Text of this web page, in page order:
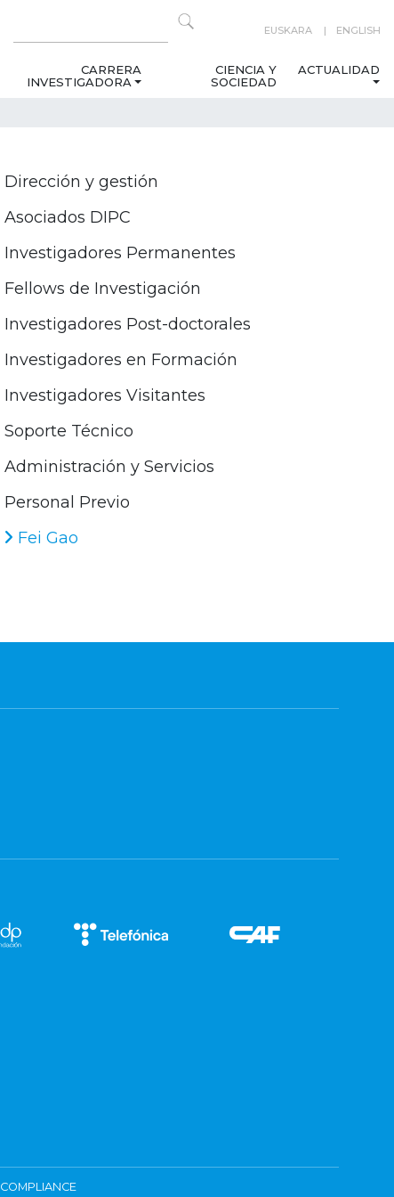
EUSKARA ENGLISH
CARRERA
INVESTIGADORA
CIENCIA Y
SOCIEDAD
ACTUALIDAD
Dirección y gestión
Asociados DIPC
Investigadores Permanentes
Fellows de Investigación
Investigadores Post-doctorales
Investigadores en Formación
Investigadores Visitantes
Soporte Técnico
Administración y Servicios
Personal Previo
Fei Gao